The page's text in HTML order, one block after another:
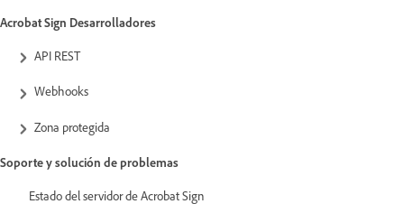
Acrobat Sign Desarrolladores
API REST
Webhooks
Zona protegida
Soporte y solución de problemas
Estado del servidor de Acrobat Sign